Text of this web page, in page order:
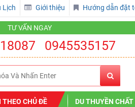
Lịch Giới thiệu Hướng dẫn đặt
TƯ VẤN NGAY
0945535157
THEO CHỦ ĐỀ DU THUYỀN